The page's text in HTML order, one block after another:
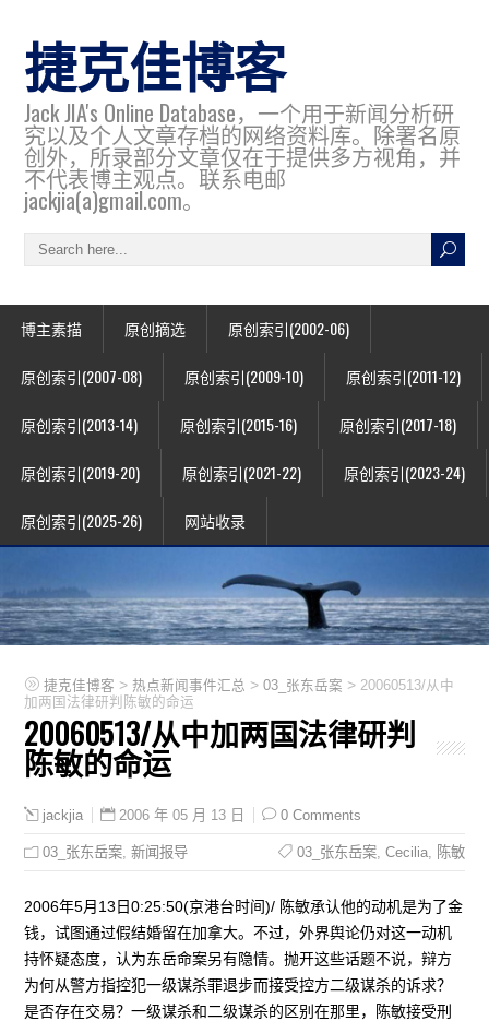
捷克佳博客
Jack JIA's Online Database，一个用于新闻分析研
究以及个人文章存档的网络资料库。除署名原
创外，所录部分文章仅在于提供多方视角，并
不代表博主观点。联系电邮
jackjia(a)gmail.com。
博主素描 原创摘选 原创索引(2002-06)
原创索引(2007-08) 原创索引(2009-10) 原创索引(2011-12)
原创索引(2013-14) 原创索引(2015-16) 原创索引(2017-18)
原创索引(2019-20) 原创索引(2021-22) 原创索引(2023-24)
原创索引(2025-26) 网站收录
捷克佳博客 > 热点新闻事件汇总 >03_张东岳案 > 20060513/从中
加两国法律研判陈敏的命运
20060513/从中加两国法律研判
陈敏的命运
jackjia 2006 年 05 月 13 日 0 Comments
03_张东岳案 ,新闻报导 03_张东岳案, Cecilia, 陈敏
2006年5月13日0:25:50(京港台时间)/ 陈敏承认他的动机是为了金
钱，试图通过假结婚留在加拿大。不过，外界舆论仍对这一动机
持怀疑态度，认为东岳命案另有隐情。抛开这些话题不说，辩方
为何从警方指控犯一级谋杀罪退步而接受控方二级谋杀的诉求？
是否存在交易？一级谋杀和二级谋杀的区别在那里，陈敏接受刑